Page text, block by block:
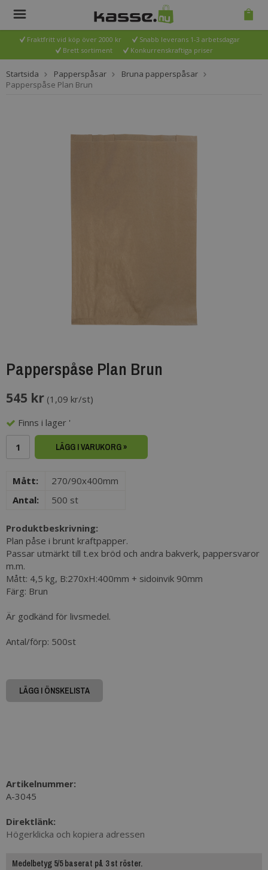
Fraktfritt vid köp över 2000 kr
Snabb leverans 1-3 arbetsdagar
Brett sortiment
Konkurrenskraftiga priser
Startsida Papperspåsar
Bruna papperspåsar
Papperspåse Plan Brun
Papperspåse Plan Brun
545 kr (1,09 kr/st)
Finns i lager '
LÄGG I VARUKORG »
Mått:
270/90x400mm
Antal:
500 st
Produktbeskrivning:
Plan påse i brunt kraftpapper.
Passar utmärkt till t.ex bröd och andra bakverk, pappersvaror
m.m.
Mått: 4,5 kg, B:270xH:400mm + sidoinvik 90mm
Färg: Brun
Är godkänd för livsmedel.
Antal/förp: 500st
LÄGG I ÖNSKELISTA
Artikelnummer:
A-3045
Direktlänk:
Högerklicka och kopiera adressen
Medelbetyg 5/5 baserat på 3 st röster.